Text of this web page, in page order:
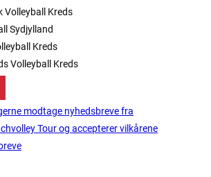
Volleyball Kreds
Sydjylland
Kreds
Volleyball Kreds
modtage nyhedsbreve fra
Tour og accepterer vilkårene